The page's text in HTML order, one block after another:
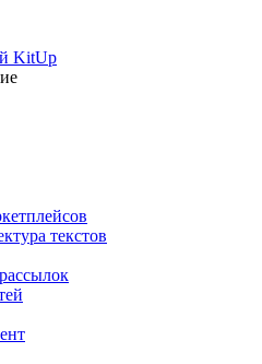
KitUp
текстов